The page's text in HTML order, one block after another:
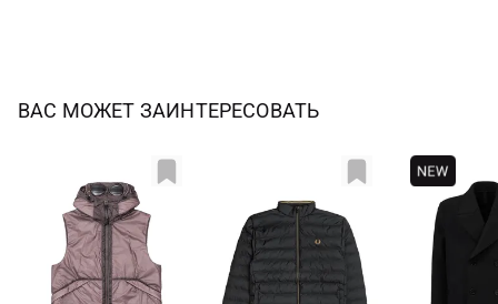
ВАС МОЖЕТ ЗАИНТЕРЕСОВАТЬ